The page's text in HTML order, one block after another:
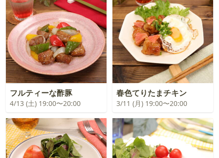
フルティーな酢豚
4/13 (土) 19:00〜20:00
春色てりたまチキン
3/11 (月) 19:00〜20:00